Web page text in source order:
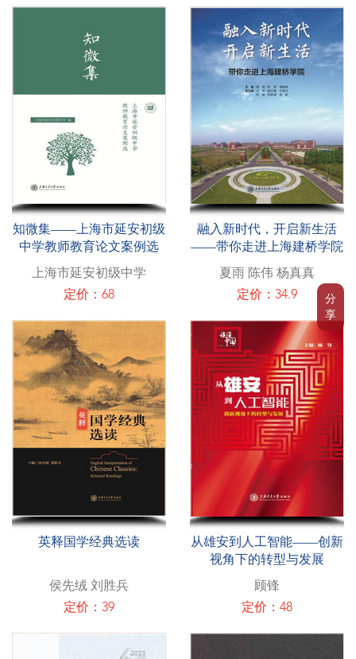
分
享
知微集——上海市延安初级
中学教师教育论文案例选
上海市延安初级中学
定价：68
融入新时代，开启新生活
——带你走进上海建桥学院
夏雨 陈伟 杨真真
定价：34.9
英释国学经典选读
侯先绒 刘胜兵
定价：39
从雄安到人工智能——创新
视角下的转型与发展
顾锋
定价：48